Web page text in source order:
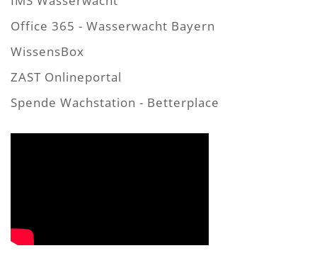
Office 365 - Wasserwacht Bayern
WissensBox
ZAST Onlineportal
Spende Wachstation - Betterplace